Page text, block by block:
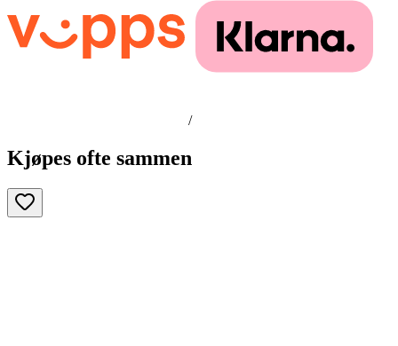
/
Kjøpes ofte sammen